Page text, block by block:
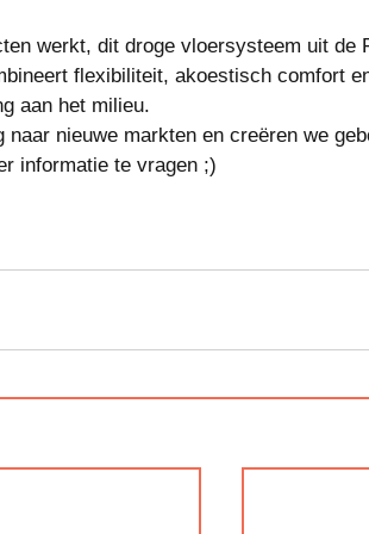
werkt, dit droge vloersysteem uit de
flexibiliteit, akoestisch comfort
aan het milieu.
nieuwe markten en creëren we
informatie te vragen ;)